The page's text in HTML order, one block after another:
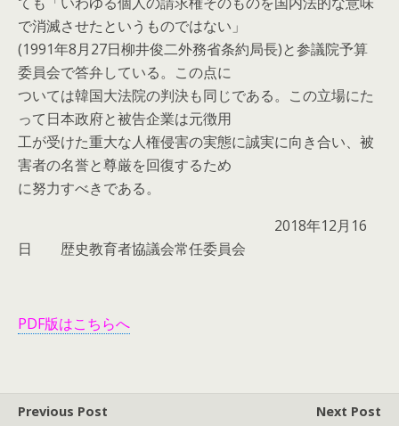
で消滅させたというものではない」
(1991年8月27日柳井俊二外務省条約局長)と参議院予算
委員会で答弁している。この点に
ついては韓国大法院の判決も同じである。この立場にた
って日本政府と被告企業は元徴用
工が受けた重大な人権侵害の実態に誠実に向き合い、被
害者の名誉と尊厳を回復するため
に努力すべきである。
2018年12月16
日 歴史教育者協議会常任委員会
PDF版はこちらへ
Previous Post Next Post